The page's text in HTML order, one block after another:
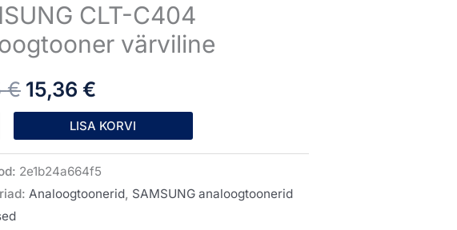
CLT-C404
värviline
€
Algne
hind
oli:
21,95 €.
15,36 €
Praegune
hind
on:
15,36 €.
LISA KORVI
2e1b24a664f5
Analoogtoonerid, SAMSUNG analoogtoonerid